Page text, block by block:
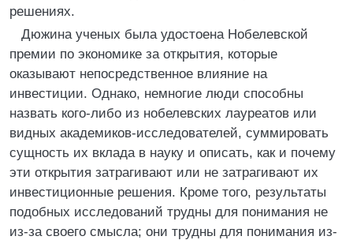
решениях.
Дюжина ученых была удостоена Нобелевской
премии по экономике за открытия, которые
оказывают непосредственное влияние на
инвестиции. Однако, немногие люди способны
назвать кого-либо из нобелевских лауреатов или
видных академиков-исследователей, суммировать
сущность их вклада в науку и описать, как и почему
эти открытия затрагивают или не затрагивают их
инвестиционные решения. Кроме того, результаты
подобных исследований трудны для понимания не
из-за своего смысла; они трудны для понимания из-